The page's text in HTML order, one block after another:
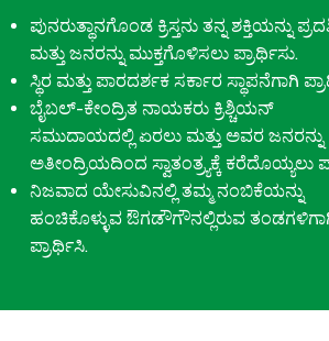
ಪುನರುತ್ಥಾನಗೊಂಡ ಕ್ರಿಸ್ತನು ತನ್ನ ಶಕ್ತಿಯನ್ನು
ಮತ್ತು ಜನರನ್ನು ಮುಕ್ತಗೊಳಿಸಲು ಪ್ರಾರ್ಥಿಸು.
ಸ್ಥಿರ ಮತ್ತು ಪಾರದರ್ಶಕ ಸರ್ಕಾರ ಸ್ಥಾಪನೆಗಾಗಿ
ಬೈಬಲ್-ಕೇಂದ್ರಿತ ನಾಯಕರು ಕ್ರಿಶ್ಚಿಯನ್
ಸಮುದಾಯದಲ್ಲಿ ಏರಲು ಮತ್ತು ಅವರ ಜನರನ್ನು
ಅತೀಂದ್ರಿಯದಿಂದ ಸ್ವಾತಂತ್ರ್ಯಕ್ಕೆ ಕರೆದೊಯ್ಯಲು
ನಿಜವಾದ ಯೇಸುವಿನಲ್ಲಿ ತಮ್ಮ ನಂಬಿಕೆಯನ್ನು
ಹಂಚಿಕೊಳ್ಳುವ ಔಗಡೌಗೌನಲ್ಲಿರುವ
ಪ್ರಾರ್ಥಿಸಿ.